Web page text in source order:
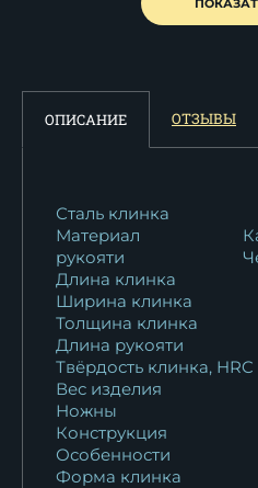
Нож
рукоять...
Нож
рукоять...
Нож
Нож
15 612₽
Нож
48 809
ОПИСАНИЕ ОТЗЫВЫ
Сталь клинка
Материал
рукояти
Длина клинка
Ширина клинка
Толщина клинка
Длина рукояти
Твёрдость клинка, HRC
Вес изделия
Ножны
Конструкция
Особенности
Форма клинка